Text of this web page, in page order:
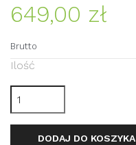
649,00 zł
Brutto
Ilość
DODAJ DO KOSZYKA